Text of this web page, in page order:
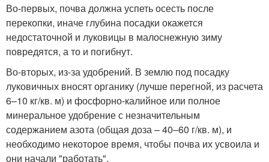
Во-первых, почва должна успеть осесть после
перекопки, иначе глубина посадки окажется
недостаточной и луковицы в малоснежную зиму
повредятся, а то и погибнут.
Во-вторых, из-за удобрений. В землю под посадку
луковичных вносят органику (лучше перегной, из расчета
6–10 кг/кв. м) и фосфорно-калийное или полное
минеральное удобрение с незначительным
содержанием азота (общая доза – 40–60 г/кв. м), и
необходимо некоторое время, чтобы почва их усвоила и
они начали "работать".